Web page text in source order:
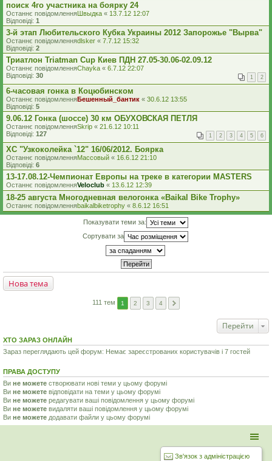
поиск 4го участника на боярку 24
Останнє повідомленняШвыдка « 13.7.12 12:07
Відповіді: 1
3-й этап Любительского Кубка Украины 2012 Запорожье "Вырва"
Останнє повідомленняdlsker « 7.7.12 15:32
Відповіді: 2
Триатлон Triatman Cup Киев ПДН 27.05-30.06-02.09.12
Останнє повідомленняChayka « 6.7.12 22:07
Відповіді: 30 1 2
6-часовая гонка в Коцюбинском
Останнє повідомленняБешенный_бантик « 30.6.12 13:55
Відповіді: 5
9.06.12 Гонка (шоссе) 30 км ОБУХОВСКАЯ ПЕТЛЯ
Останнє повідомленняSkrip « 21.6.12 10:11
Відповіді: 127 1 2 3 4 5 6
XC "Узкоколейка `12" 16/06/2012. Боярка
Останнє повідомленняМассовый « 16.6.12 21:10
Відповіді: 6
13-17.08.12-Чемпионат Европы на треке в категории MASTERS
Останнє повідомленняVeloclub « 13.6.12 12:39
18-25 августа Многодневная велогонка «Baikal Bike Trophy»
Останнє повідомленняbaikalbiketrophy « 8.6.12 16:51
Показувати теми за:
Сортувати за
Нова тема
111 тем 1 2 3 4
Перейти
ХТО ЗАРАЗ ОНЛАЙН
Зараз переглядають цей форум: Немає зареєстрованих користувачів і 7 гостей
ПРАВА ДОСТУПУ
Ви не можете створювати нові теми у цьому форумі
Ви не можете відповідати на теми у цьому форумі
Ви не можете редагувати ваші повідомлення у цьому форумі
Ви не можете видаляти ваші повідомлення у цьому форумі
Ви не можете додавати файли у цьому форумі
Зв'язок з адміністрацією